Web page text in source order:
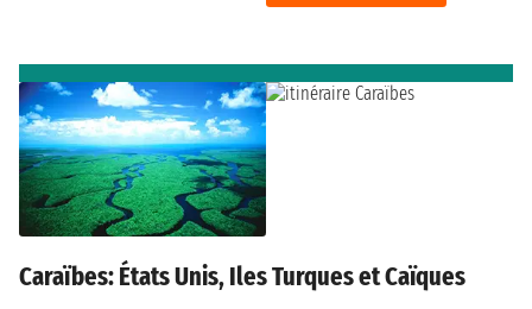
Caraïbes: États Unis, Iles Turques et Caïques